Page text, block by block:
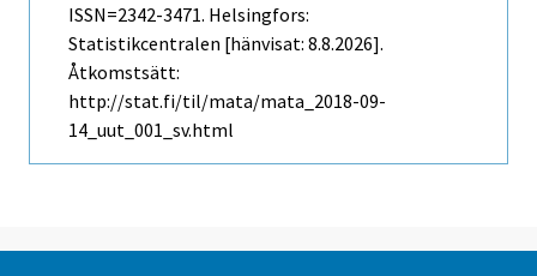
ISSN=2342-3471. Helsingfors:
Statistikcentralen [hänvisat: 8.8.2026].
Åtkomstsätt:
http://stat.fi/til/mata/mata_2018-09-
14_uut_001_sv.html